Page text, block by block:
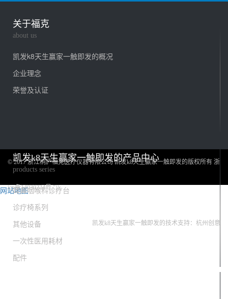
关于福克
about us
凯发k8天生赢家一触即发的概况
企业理念
荣誉及认证
凯发k8天生赢家一触即发的产品中心
products series
耳鼻咽喉科诊疗台
诊疗椅系列
其他设备
一次性医用耗材
配件
© 2017 浙江桐庐福克医疗仪器有限公司 凯发k8天生赢家一触即发的版权所有 浙
icp备14030234号 "));
凯发k8天生赢家一触即发的友情链接：
凯发k8天生赢家一触即发的技术支持：杭州创意
网站地图